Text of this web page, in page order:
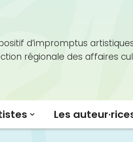
d’impromptus
régionale des affaires
Les